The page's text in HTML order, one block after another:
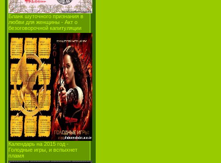
Бланк шуточного признания в
любви для женщины - Акт о
безоговорочной капитуляции
Календарь на 2015 год -
Голодные игры, и вспыхнет
пламя